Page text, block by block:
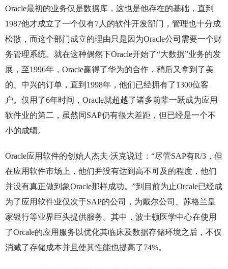
Oracle最初的业务仅是数据库，这也是他存在的基础，直到
1987他才成立了一个仅有7人的软件开发部门，管理也十分成
松散，而这个部门成立的理由只是因为Oracle公司需要一个财
务管理系统。就在这种偶然下Oracle开始了“大数据”业务的发
展，至1996年，Oracle赢得了华为的合作，稍后又拿到了美
的、中兴的订单，直到1998年，他们已经拥有了1300位客
户。仅用了6年时间，Oracle就超越了诸多前辈一跃成为应用
软件业的第二，虽然同SAP仍有很大差距，但已经是一个不
小的成绩。
Oracle应用软件的创始人杰夫·沃克说过：“尽管SAP有R/3，但
在应用软件市场上，他们并没有达到高不可及的程度，他们
并没有真正做到象Oracle那样成功。”到目前为止Orcale已经成
为了应用软件业仅次于SAP的公司，为戴尔公司、苏格兰皇
家银行等业界巨头提供服务。其中，波士顿医学中心在使用
了Orcale的应用服务以优化其临床及数据存储环境之后，不仅
消减了存储成本并且使其性能也提高了74%。